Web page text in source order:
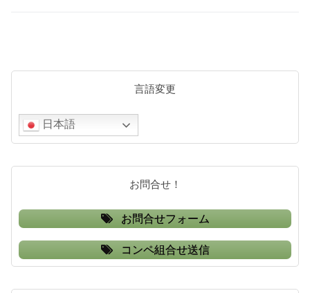
ョ
ン
言語変更
日本語
お問合せ！
お問合せフォーム
コンペ組合せ送信